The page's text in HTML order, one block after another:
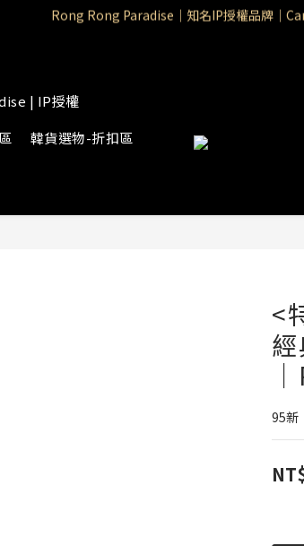
Rong Rong Paradise｜知名IP授權品牌｜
| IP授權
韓貨選物-折扣區
<
95新